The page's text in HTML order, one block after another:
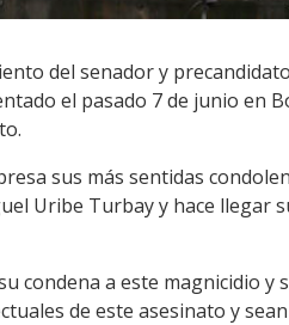
del senador y
el pasado 7 de junio en
sus más sentidas
Uribe Turbay y hace llegar
condena a este magnicidio y
de este asesinato y